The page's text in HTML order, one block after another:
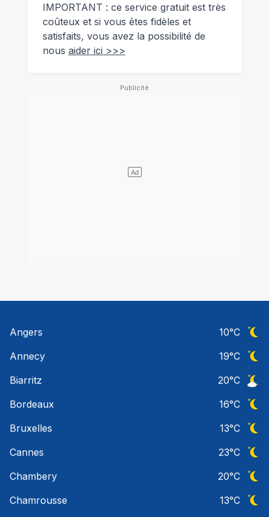
IMPORTANT : ce service gratuit est très
coûteux et si vous êtes fidèles et
satisfaits, vous avez la possibilité de
nous aider ici >>>
Angers 10°C
Annecy
19°C
Biarritz
20°C
Bordeaux
16°C
Bruxelles
13°C
Cannes
23°C
Chambery
20°C
Chamrousse
13°C